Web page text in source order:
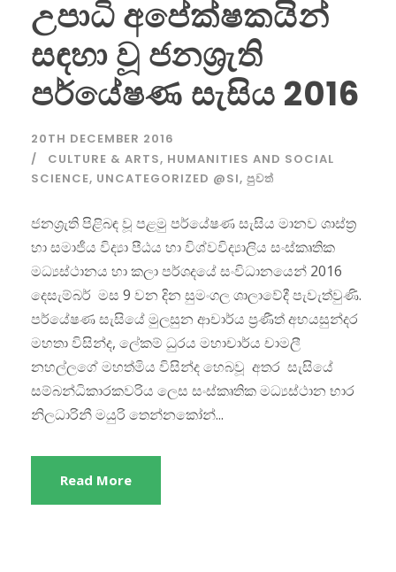
උපාධි අපේක්ෂකයින්
සඳහා වූ ජනශ්‍රැති
පර්යේෂණ සැසිය 2016
20TH DECEMBER 2016
CULTURE & ARTS, HUMANITIES AND SOCIAL
SCIENCE, UNCATEGORIZED @SI, පුවත්
ජනශ්‍රැති පිළිබඳ වූ පළමු පර්යේෂණ සැසිය මානව ශාස්ත්‍ර
හා සමාජීය විද්‍යා පීඨය හා විශ්වවිද්‍යාලිය සංස්කෘතික
මධ්‍යස්ථානය හා කලා පර්ශදයේ සංවිධානයෙන් 2016
දෙසැම්බර් මස 9 වන දින සුමංගල ශාලාවේදී පැවැත්වුණි.
පර්යේෂණ සැසියේ මුලසුන ආචාර්ය ප්‍රණීත් අභයසුන්දර
මහතා විසින්ද, ලේකම් ධුරය මහාචාර්ය චාමලී
නහල්ලගේ මහත්මිය විසින්ද හෙබවූ අතර සැසියේ
සම්බන්ධිකාරකවරිය ලෙස සංස්කෘතික මධ්‍යස්ථාන භාර
නිලධාරිනී මයුරි තෙන්නකෝන්...
Read More